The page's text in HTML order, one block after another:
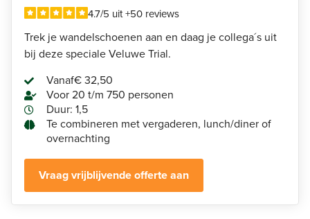
4.7/5 uit +50 reviews
Trek je wandelschoenen aan en daag je collega´s uit
bij deze speciale Veluwe Trial.
Vanaf€ 32,50
Voor 20 t/m 750 personen
Duur: 1,5
Te combineren met vergaderen, lunch/diner of
overnachting
Vraag vrijblijvende offerte aan